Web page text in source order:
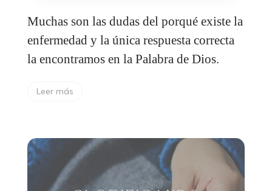
Muchas son las dudas del porqué existe la
enfermedad y la única respuesta correcta
la encontramos en la Palabra de Dios.
Leer más